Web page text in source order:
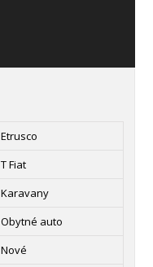
Etrusco
T Fiat
Karavany
Obytné auto
Nové